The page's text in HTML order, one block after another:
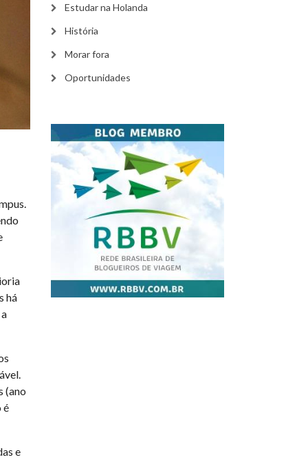
há
(ano
é
e
Estudar na Holanda
História
Morar fora
Oportunidades